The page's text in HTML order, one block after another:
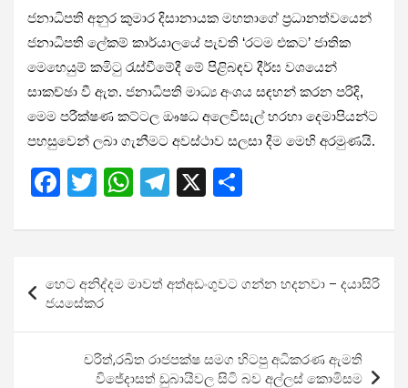
ජනාධිපති අනුර කුමාර දිසානායක මහතාගේ ප්‍රධානත්වයෙන්
ජනාධිපති ලේකම් කාර්යාලයේ පැවති ‘රටම එකට’ ජාතික
මෙහෙයුම් කමිටු රැස්වීමේදී මේ පිළිබඳව දීර්ඝ වශයෙන්
සාකච්ඡා වී ඇත. ජනාධිපති මාධ්‍ය අංශය සඳහන් කරන පරිදි,
මෙම පරීක්ෂණ කට්ටල ඖෂධ අලෙවිසැල් හරහා දෙමාපියන්ට
පහසුවෙන් ලබා ගැනීමට අවස්ථාව සලසා දීම මෙහි අරමුණයි.
F
ce
b
o
o
T
tt
er
W
at
s
A
p
p
T
e
gr
a
m
X
ar
navigation
හෙට අනිද්දම මාවත් අත්අඩංගුවට ගන්න හදනවා – දයාසිරි
ජයසේකර
චරිත්,රඛිත රාජපක්ෂ සමග හිටපු අධිකරණ ඇමති
විජේදාසත් ඩුබායිවල සිටි බව අල්ලස් කොමිසම